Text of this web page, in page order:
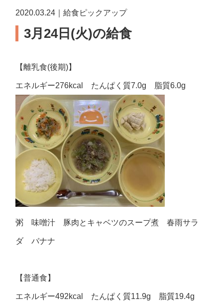
2020.03.24｜給食ピックアップ
3月24日(火)の給食
【離乳食(後期)】
エネルギー276kcal たんぱく質7.0g 脂質6.0g
粥 味噌汁 豚肉とキャベツのスープ煮 春雨サラ
ダ バナナ
【普通食】
エネルギー492kcal たんぱく質11.9g 脂質19.4g